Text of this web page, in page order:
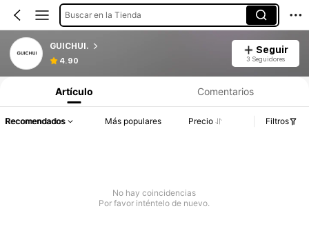
Buscar en la Tienda
GUICHUI.
4.90
Seguir
3 Seguidores
Artículo Comentarios
Recomendados Más populares Precio Filtros
No hay coincidencias
Por favor inténtelo de nuevo.